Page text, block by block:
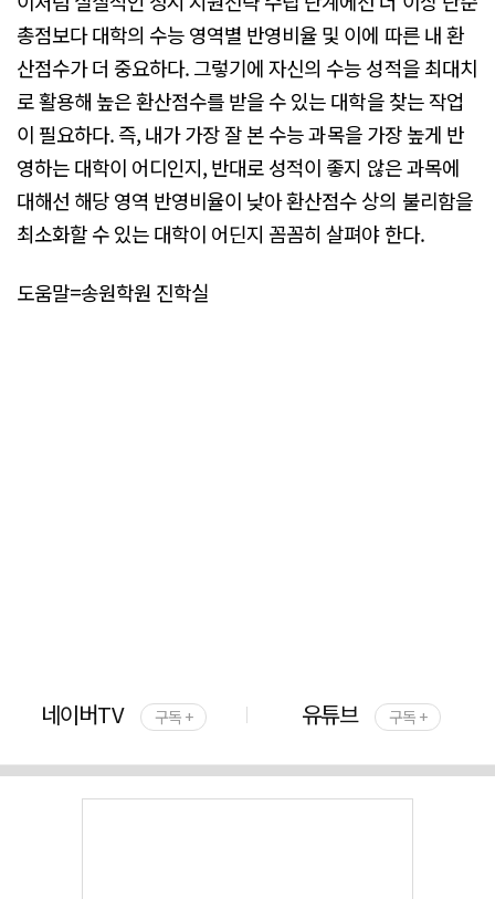
총점보다 대학의 수능 영역별 반영비율 및 이에 따른 내 환
산점수가 더 중요하다. 그렇기에 자신의 수능 성적을 최대치
로 활용해 높은 환산점수를 받을 수 있는 대학을 찾는 작업
이 필요하다. 즉, 내가 가장 잘 본 수능 과목을 가장 높게 반
영하는 대학이 어디인지, 반대로 성적이 좋지 않은 과목에
대해선 해당 영역 반영비율이 낮아 환산점수 상의 불리함을
최소화할 수 있는 대학이 어딘지 꼼꼼히 살펴야 한다.
도움말=송원학원 진학실
네이버TV 구독 + 유튜브 구독 +